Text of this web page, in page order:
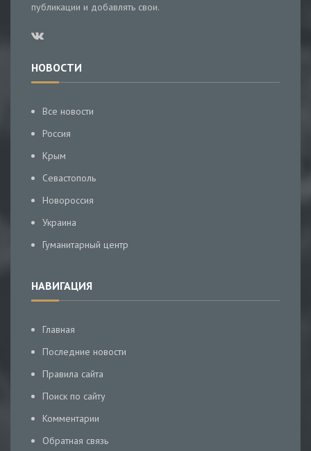
публикации и добавлять свои.
НОВОСТИ
Все новости
Россия
Крым
Севастополь
Новороссия
Украина
Гуманитарный центр
НАВИГАЦИЯ
Главная
Последние новости
Правила сайта
Поиск по сайту
Комментарии
Обратная связь